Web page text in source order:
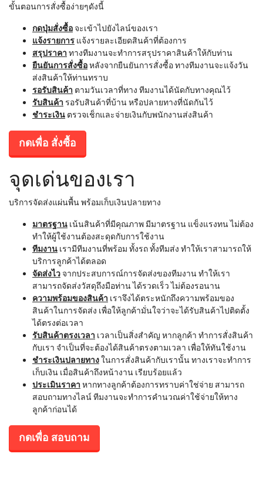
ขั้นตอนการสั่งซื้อง่ายๆดังนี้
กดปุ่มสั่งซื้อ จะเข้าไปยังไลน์ของเรา
แจ้งรายการ แจ้งรายละเอียดสินค้าที่ต้องการ
สรุปราคา ทางทีมงานจะทำการสรุปราคาสินค้าให้กับท่าน
ยืนยันการสั่งซื้อหลังจากยืนยันการสั่งซื้อ ทางทีมงานจะแจ้งวัน
ส่งสินค้าให้ท่านทราบ
รอรับสินค้า ตามวันเวลาที่ทาง ทีมงานได้นัดกับทางคุณไว้
รับสินค้า รอรับสินค้าที่บ้าน หรือปลายทางที่นัดกันไว้
ชำระเงิน ตรวจเช็กและจ่ายเงินกับพนักงานส่งสินค้า
กดเพื่อ สั่งซื้อ
จุดเด่นของเรา
บริการจัดส่งแผ่นพื้น พร้อมเก็บเงินปลายทาง
มาตรฐาน เน้นสินค้าที่มีคุณภาพ มีมาตรฐาน แข็งแรงทน ไม่ต้อง
ทำให้ผู้ใช้งานต้องสะดุดกับการใช้งาน
ทีมงาน เรามีทีมงานที่พร้อม ทั้งรถ ทั้งทีมส่ง ทำให้เราสามารถให้
บริการลูกค้าได้ตลอด
จัดส่งไว จากประสบการณ์การจัดส่งของทีมงาน ทำให้เรา
สามารถจัดส่งวัสดุถึงมือท่าน ได้รวดเร็ว ไม่ต้องรอนาน
ความพร้อมของสินค้า เราจึงได้ตระหนักถึงความพร้อมของ
สินค้าในการจัดส่ง เพื่อให้ลูกค้ามั่นใจว่าจะได้รับสินค้าไปติดตั้ง
ได้ตรงต่อเวลา
รับสินค้าตรงเวลา เวลาเป็นสิ่งสำคัญ หากลูกค้า ทำการสั่งสินค้า
กับเรา จำเป็นที่จะต้องได้สินค้าตรงตามเวลา เพื่อให้ทันใช้งาน
ชำระเงินปลายทางในการสั่งสินค้ากับเรานั้น ทางเราจะทำการ
เก็บเงิน เมื่อสินค้าถึงหน้างาน เรียบร้อยแล้ว
ประเมินราคา หากทางลูกค้าต้องการทราบค่าใช่จ่าย สามารถ
สอบถามทางไลน์ ทีมงานจะทำการคำนวณค่าใช้จ่ายให้ทาง
ลูกค้าก่อนได้
กดเพื่อ สอบถาม